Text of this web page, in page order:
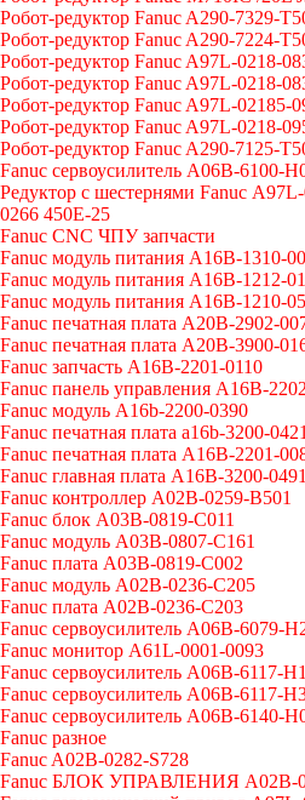
Робот-редуктор Fanuc A290-7329-
Робот-редуктор Fanuc A290-7224-
Робот-редуктор Fanuc A97L-0218-
Робот-редуктор Fanuc A97L-0218-
Робот-редуктор Fanuc A97L-02185-
Робот-редуктор Fanuc A97L-0218-
Робот-редуктор Fanuc A290-7125-
Fanuc сервоусилитель A06B-6100-
Редуктор с шестернями Fanuc
0266 450E-25
Fanuc CNC ЧПУ запчасти
Fanuc модуль питания A16B-1310-
Fanuc модуль питания A16B-1212-
Fanuc модуль питания A16B-1210-
Fanuc печатная плата A20B-2902-
Fanuc печатная плата A20B-3900-
Fanuc запчасть A16B-2201-0110
Fanuc панель управления A16B-
Fanuc модуль A16b-2200-0390
Fanuc печатная плата a16b-3200-0421
Fanuc печатная плата A16B-2201-
Fanuc главная плата A16B-3200-0491
Fanuc контроллер A02B-0259-B501
Fanuc блок A03B-0819-C011
Fanuc модуль A03B-0807-C161
Fanuc плата A03B-0819-C002
Fanuc модуль A02B-0236-C205
Fanuc плата A02B-0236-C203
Fanuc сервоусилитель A06B-6079-
Fanuc монитор A61L-0001-0093
Fanuc сервоусилитель A06B-6117-
Fanuc сервоусилитель A06B-6117-
Fanuc сервоусилитель A06B-6140-
Fanuc разное
Fanuc A02B-0282-S728
Fanuc БЛОК УПРАВЛЕНИЯ A02B-